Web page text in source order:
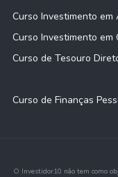
Curso Investimento em
Curso Investimento em
Curso de Tesouro
Curso de Finanças
O Investidor10 não tem como